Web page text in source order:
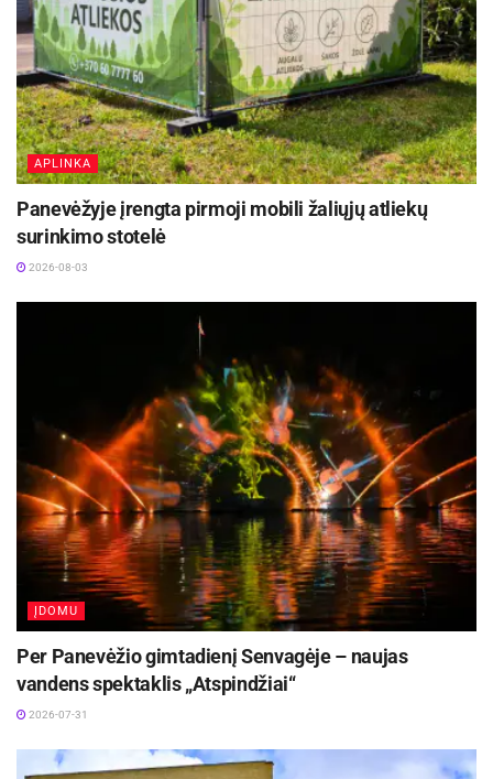
kaukę, dezinfekuoti rankas, laikytis saugaus
atstumo ir taip stengtis apsaugoti save bei kitus.
Panevėžio miesto savivaldybė
APLINKA
Panevėžyje įrengta pirmoji mobili žaliųjų atliekų
surinkimo stotelė
2026-08-03
ĮDOMU
Per Panevėžio gimtadienį Senvagėje – naujas
vandens spektaklis „Atspindžiai“
2026-07-31